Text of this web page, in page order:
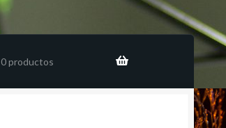
0 productos